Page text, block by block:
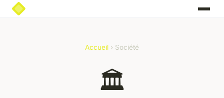
Accueil › Société
🏛️